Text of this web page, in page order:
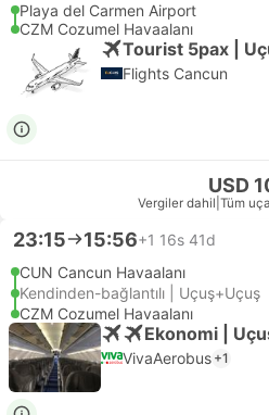
Playa del Carmen Airport
CZM Cozumel Havaalanı
Tourist 5pax |
Flights Cancun
USD
Vergiler dahil Tüm
23:15 15:56+1 16s 41d
CUN Cancun Havaalanı
Kendinden-bağlantılı | Uçuş+Uçuş
CZM Cozumel Havaalanı
Ekonomi |
VivaAerobus +1